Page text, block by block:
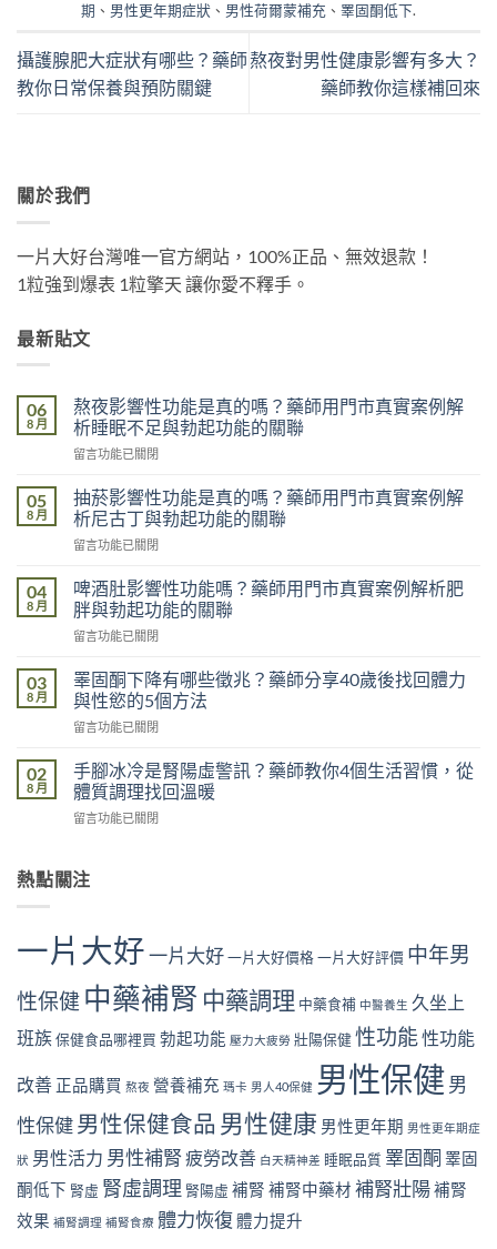
期 、 男性更年期症狀 、 男性荷爾蒙補充 、 睪固酮低下.
攝護腺肥大症狀有哪些？藥師
教你日常保養與預防關鍵
熬夜對男性健康影響有多大？
藥師教你這樣補回來
關於我們
一片大好台灣唯一官方網站，100%正品、無效退款！
1粒強到爆表 1粒擎天 讓你愛不釋手。
最新貼文
06
8 月
熬夜影響性功能是真的嗎？藥師用門市真實案例解
析睡眠不足與勃起功能的關聯
在
夜
影
響
性
能
是
真
的
藥
師
門
真
實
案
析
睡
足
與
起
能
關
聯〉
中
留言功能已關閉
05
8 月
抽菸影響性功能是真的嗎？藥師用門市真實案例解
析尼古丁與勃起功能的關聯
在
菸
影
響
性
能
是
真
的
藥
師
門
實
析
古
丁
與
功
的
關
聯〉
中
留言功能已關閉
04
8 月
啤酒肚影響性功能嗎？藥師用門市真實案例解析肥
胖與勃起功能的關聯
在
酒
肚
影
響
功
能
嗎？
藥
門
案
解
析
肥
胖
勃
功
的
關
聯〉
中
留言功能已關閉
03
8 月
睪固酮下降有哪些徵兆？藥師分享40歲後找回體力
與性慾的5個方法
在
固
酮
下
降
些
師
享
40
後
回
力
性
的
5
留言功能已關閉
02
8 月
手腳冰冷是腎陽虛警訊？藥師教你4個生活習慣，從
體質調理找回溫暖
在
冰
冷
陽
虛
訊？
師
你
個
生
活
慣，
體
留言功能已關閉
熱點關注
一片大好一片大好一片大好價格一片大好評價 中年男
性保健 中藥補腎 中藥調理 中藥食補 中醫養生 久坐上
班族保健食品哪裡買 勃起功能 壓力大疲勞 壯陽保健性功能性功能
改善 正品購買 熬夜 營養補充 瑪卡 男人40保健 男性保健男
性保健男性保健食品 男性健康 男性更年期 男性更年期症
狀 男性活力 男性補腎疲勞改善 白天精神差 睡眠品質 睪固酮 睪固
酮低下 腎虛 腎虛調理 腎陽虛 補腎 補腎中藥材 補腎壯陽補腎
效果 補腎調理 補腎食療 體力恢復體力提升